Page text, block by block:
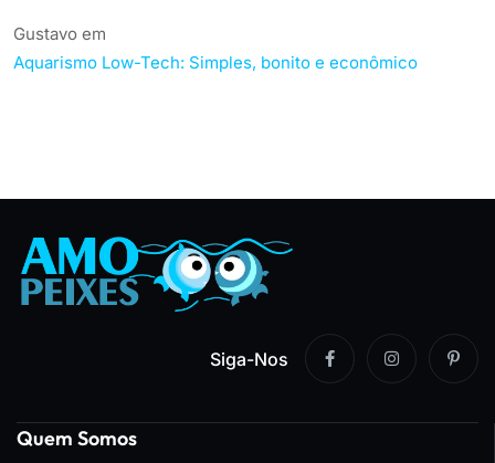
Gustavo em
Aquarismo Low-Tech: Simples, bonito e econômico
Siga-Nos
Quem Somos